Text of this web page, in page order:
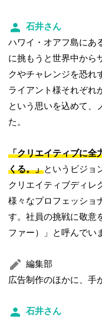
石井さん
ハワイ・オアフ島にあ
に挑もうと世界中から
クやチャレンジを恐れ
ライアント様それぞれ
という思いを込めて、
た。
「クリエイティブに全
くる。」というビジョ
クリエイティブディレ
様々なプロフェッショ
す。社員の挑戦に敬意
ファー）」と呼んでい
編集部
広告制作のほかに、手
石井さん